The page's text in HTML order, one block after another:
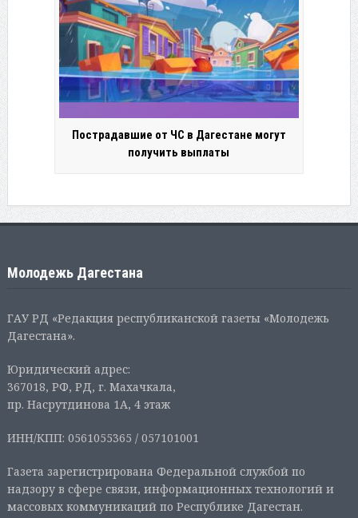
Пострадавшие от ЧС в Дагестане могут
получить выплаты
Молодежь Дагестана
ГАУ РД «Редакция республиканской газеты «Молодежь
Дагестана».
Юридический адрес:
367018, РФ, РД, г. Махачкала,
пр. Насрутдинова 1А, 4 этаж
ИНН/КПП: 0561055365 / 057101001
Газета зарегистрирована Федеральной службой по
надзору в сфере связи, информационных технологий и
массовых коммуникаций по Республике Дагестан.